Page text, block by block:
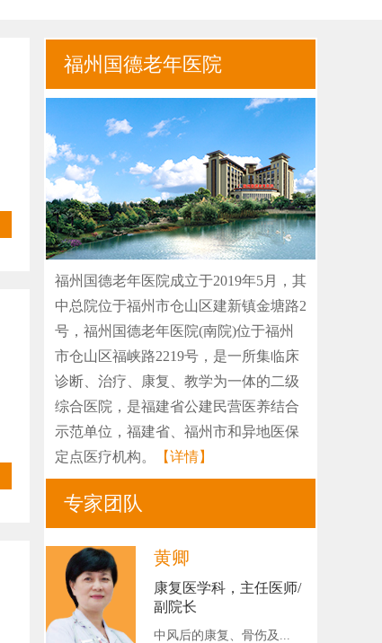
福州国德老年医院
福州国德老年医院成立于2019年5月，其
中总院位于福州市仓山区建新镇金塘路2
号，福州国德老年医院(南院)位于福州
市仓山区福峡路2219号，是一所集临床
诊断、治疗、康复、教学为一体的二级
综合医院，是福建省公建民营医养结合
示范单位，福建省、福州市和异地医保
定点医疗机构。
【详情】
专家团队
黄卿
康复医学科，主任医师/
副院长
中风后的康复、骨伤及...